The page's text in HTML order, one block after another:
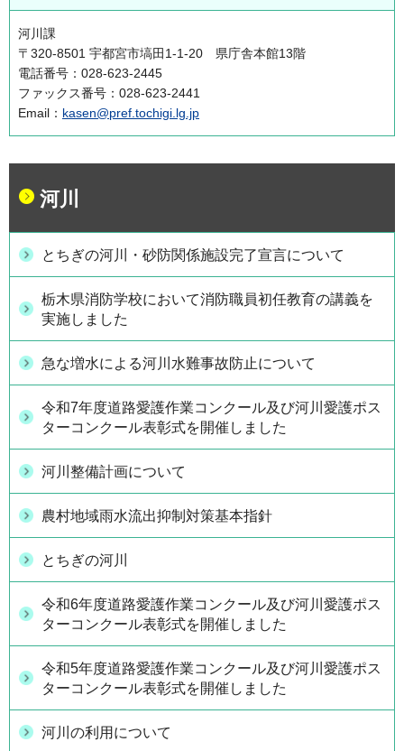
河川課
〒320-8501 宇都宮市塙田1-1-20 県庁舎本館13階
電話番号：028-623-2445
ファックス番号：028-623-2441
Email： kasen@pref.tochigi.lg.jp
河川
とちぎの河川・砂防関係施設完了宣言について
栃木県消防学校において消防職員初任教育の講義を
実施しました
急な増水による河川水難事故防止について
令和7年度道路愛護作業コンクール及び河川愛護ポス
ターコンクール表彰式を開催しました
河川整備計画について
農村地域雨水流出抑制対策基本指針
とちぎの河川
令和6年度道路愛護作業コンクール及び河川愛護ポス
ターコンクール表彰式を開催しました
令和5年度道路愛護作業コンクール及び河川愛護ポス
ターコンクール表彰式を開催しました
河川の利用について